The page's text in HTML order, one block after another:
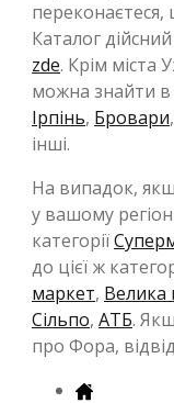
переконаєтеся,
Каталог
zde. Крім міста
можна знайти в
Ірпінь, Бровари,
інші.
На випадок,
у вашому
категорії
до цієї ж
маркет, Велика
Сільпо, АТБ.
про Фора,